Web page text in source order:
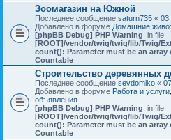
Зоомагазин на Южной
Последнее сообщение saturn735 « 03
Добавлено в форуме Домашние
[phpBB Debug] PHP Warning: in file
[ROOT]/vendor/twig/twig/lib/Twig/
count(): Parameter must be an
Countable
Строительство деревянных
Последнее сообщение sevdomiko «
Добавлено в форуме Работа и
объявления
[phpBB Debug] PHP Warning: in file
[ROOT]/vendor/twig/twig/lib/Twig/
count(): Parameter must be an
Countable